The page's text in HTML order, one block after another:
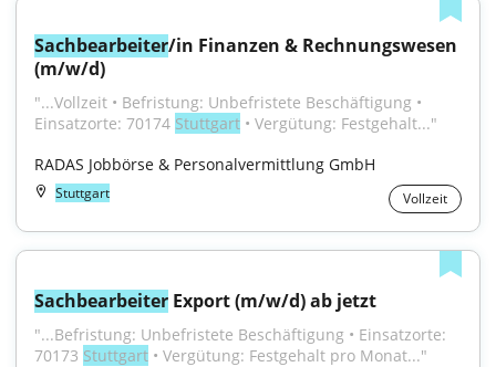
Sachbearbeiter/in Finanzen & Rechnungswesen
(m/w/d)
"...Vollzeit • Befristung: Unbefristete Beschäftigung •
Einsatzorte: 70174 Stuttgart • Vergütung: Festgehalt..."
RADAS Jobbörse & Personalvermittlung GmbH
Stuttgart Vollzeit
Sachbearbeiter Export (m/w/d) ab jetzt
"...Befristung: Unbefristete Beschäftigung • Einsatzorte:
70173 Stuttgart • Vergütung: Festgehalt pro Monat..."